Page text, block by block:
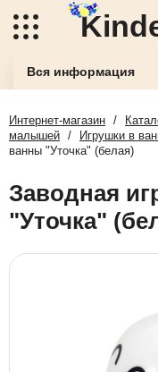
Вся информация
Интернет-магазин /
малышей / Игрушки в
ванны "Уточка" (белая)
Заводная
"Уточка"